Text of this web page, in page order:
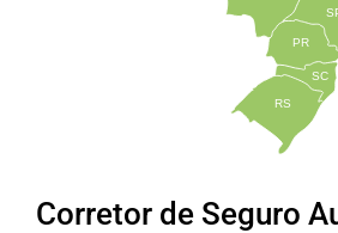
PR
SC
RS
Corretor de Seguro